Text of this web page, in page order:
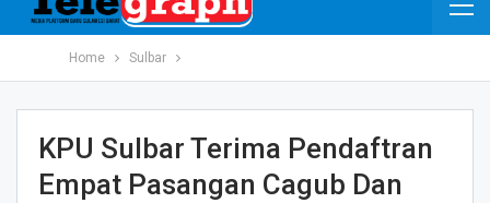
Home Sulbar
KPU Sulbar Terima Pendaftran
Empat Pasangan Cagub Dan